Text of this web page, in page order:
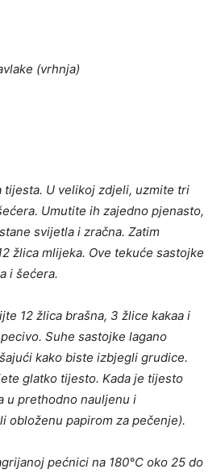
(vrhnja)
tijesta. U velikoj zdjeli, uzmite tri
Umutite ih zajedno pjenasto,
svijetla i zračna. Zatim
žlica mlijeka. Ove tekuće sastojke
i šećera.
12 žlica brašna, 3 žlice kakaa i
Suhe sastojke lagano
kako biste izbjegli grudice.
glatko tijesto. Kada je tijesto
u prethodno nauljenu i
obloženu papirom za pečenje).
pećnici na 180°C oko 25 do